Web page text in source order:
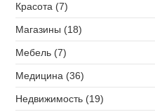
Красота (7)
Магазины (18)
Мебель (7)
Медицина (36)
Недвижимость (19)